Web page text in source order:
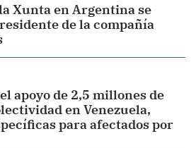
Xunta en Argentina se
de la compañía
apoyo de 2,5 millones de
en Venezuela,
para afectados por